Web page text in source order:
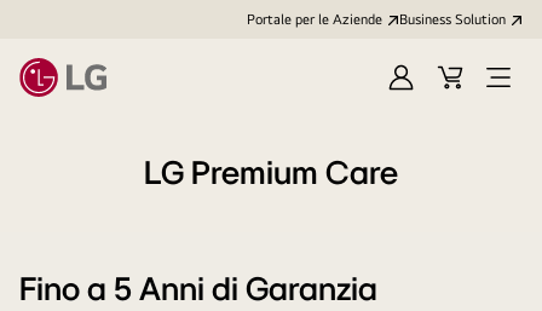
Portale per le Aziende Business Solution
AccediCart
Open
LG Premium Care
Fino a 5 Anni di Garanzia